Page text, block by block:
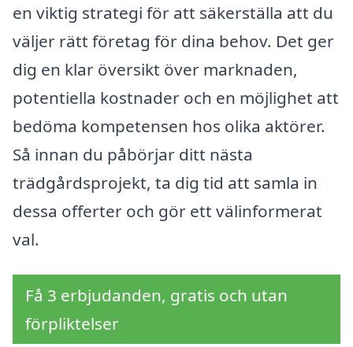
en viktig strategi för att säkerställa att du
väljer rätt företag för dina behov. Det ger
dig en klar översikt över marknaden,
potentiella kostnader och en möjlighet att
bedöma kompetensen hos olika aktörer.
Så innan du påbörjar ditt nästa
trädgårdsprojekt, ta dig tid att samla in
dessa offerter och gör ett välinformerat
val.
Få 3 erbjudanden, gratis och utan
förpliktelser